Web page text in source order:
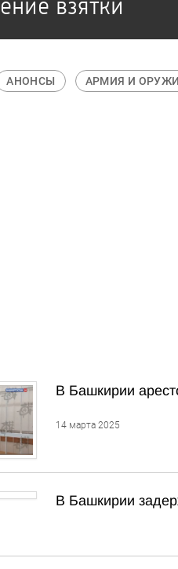
взятки
И ОРУЖИЕ
В Башкирии
14 марта 2025
В Башкирии